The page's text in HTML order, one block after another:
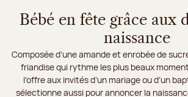
Bébé en fête grâce aux
naissance
Composée d’une amande et enrobée de
friandise qui rythme les plus beaux
l’offre aux invités d’un mariage ou d’un
sélectionne aussi pour annoncer la